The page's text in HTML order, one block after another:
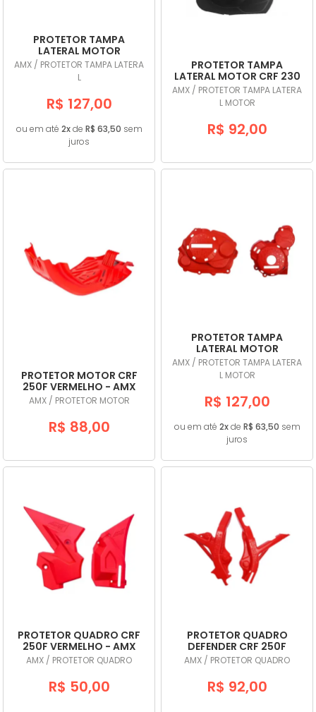
PROTETOR TAMPA
LATERAL MOTOR
DEFENDER CRF 250F
VERMELHO DEFENDER -
AMX
AMX / PROTETOR TAMPA LATERA
L
R$ 127,00
ou em até 2xde R$ 63,50 sem
juros
PROTETOR TAMPA
LATERAL MOTOR CRF 230
PRETO - AMX
AMX / PROTETOR TAMPA LATERA
L MOTOR
R$ 92,00
PROTETOR MOTOR CRF
250F VERMELHO - AMX
AMX / PROTETOR MOTOR
R$ 88,00
PROTETOR TAMPA
LATERAL MOTOR
DEFENDER CRF 250F
VERMELHO - AMX
AMX / PROTETOR TAMPA LATERA
L MOTOR
R$ 127,00
ou em até 2xde R$ 63,50 sem
juros
PROTETOR QUADRO CRF
250F VERMELHO - AMX
AMX / PROTETOR QUADRO
R$ 50,00
PROTETOR QUADRO
DEFENDER CRF 250F
VERMELHO - AMX
AMX / PROTETOR QUADRO
R$ 92,00